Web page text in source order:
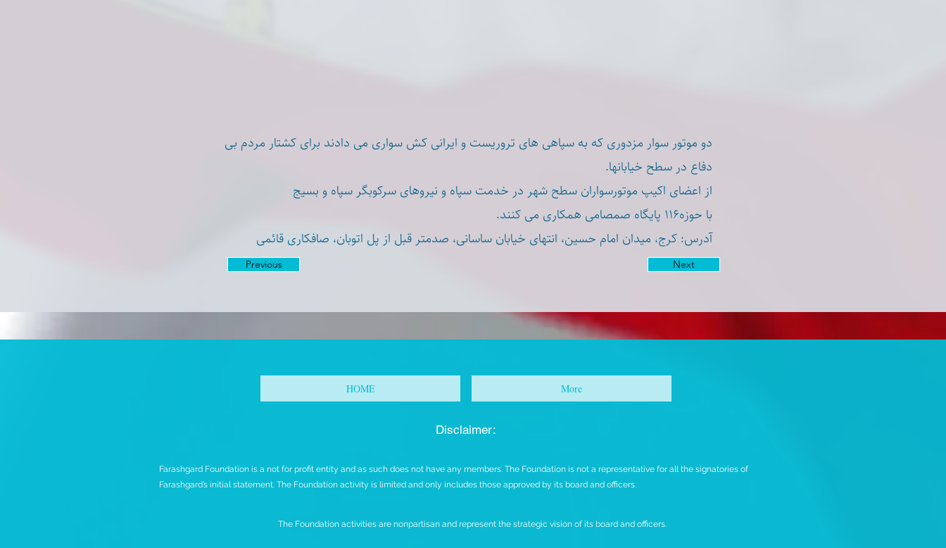
دو موتور سوار مزدوری که به سپاهی های تروریست و ایرانی کش سواری می دادند برای کشتار مردم بی
دفاع در سطح خیابانها.
از اعضای اکیپ موتورسواران سطح شهر در خدمت سپاه و نیروهای سرکوبگر سپاه و بسیج
با حوزه۱۱۶ پایگاه صمصامی همکاری می کنند.
آدرس: کرج، میدان امام حسین، انتهای خیابان ساسانی، صدمتر قبل از پل اتوبان، صافکاری قائمی
Previous Next
HOME More
Disclaimer:
Farashgard Foundation is a not for profit entity and as such does not have any members. The Foundation is not a representative for all the signatories of
Farashgard’s initial statement. The Foundation activity is limited and only includes those approved by its board and officers.
The Foundation activities are nonpartisan and represent the strategic vision of its board and officers.